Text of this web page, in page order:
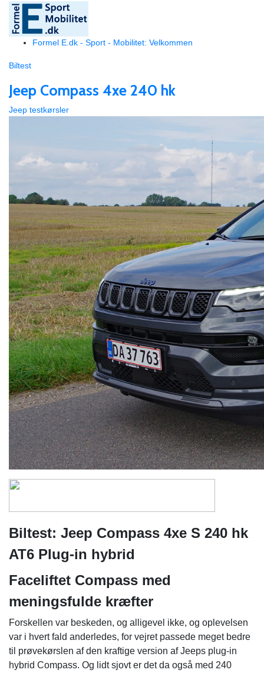
Formel E.dk - Sport - Mobilitet: Velkommen
Biltest
Jeep Compass 4xe 240 hk
Jeep testkørsler
Biltest: Jeep Compass 4xe S 240 hk
AT6 Plug-in hybrid
Faceliftet Compass med
meningsfulde kræfter
Forskellen var beskeden, og alligevel ikke, og oplevelsen
var i hvert fald anderledes, for vejret passede meget bedre
til prøvekørslen af den kraftige version af Jeeps plug-in
hybrid Compass. Og lidt sjovt er det da også med 240